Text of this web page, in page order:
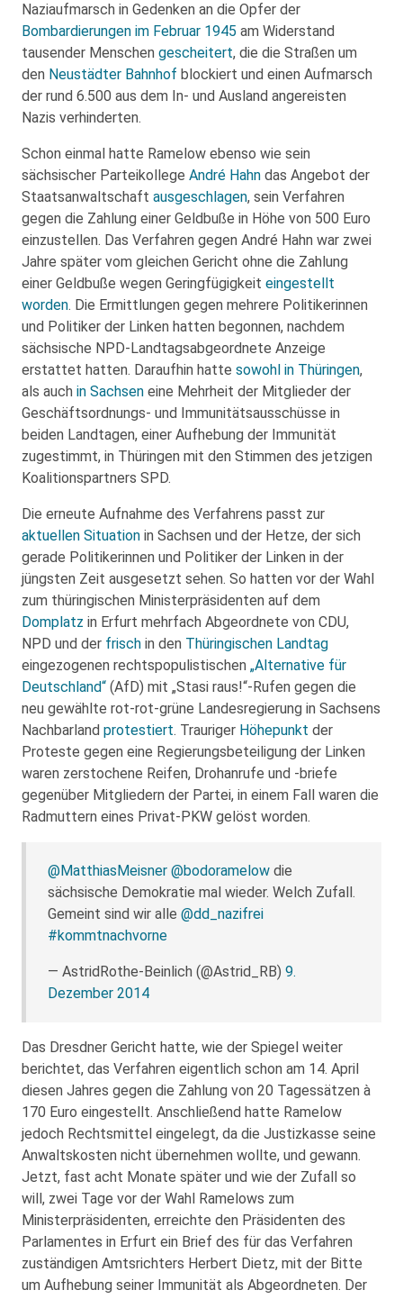
Naziaufmarsch in Gedenken an die Opfer der
Bombardierungen im Februar 1945 am Widerstand
tausender Menschen gescheitert, die die Straßen um
den Neustädter Bahnhof blockiert und einen Aufmarsch
der rund 6.500 aus dem In- und Ausland angereisten
Nazis verhinderten.
Schon einmal hatte Ramelow ebenso wie sein
sächsischer Parteikollege André Hahn das Angebot der
Staatsanwaltschaft ausgeschlagen, sein Verfahren
gegen die Zahlung einer Geldbuße in Höhe von 500 Euro
einzustellen. Das Verfahren gegen André Hahn war zwei
Jahre später vom gleichen Gericht ohne die Zahlung
einer Geldbuße wegen Geringfügigkeit eingestellt
worden. Die Ermittlungen gegen mehrere Politikerinnen
und Politiker der Linken hatten begonnen, nachdem
sächsische NPD-Landtagsabgeordnete Anzeige
erstattet hatten. Daraufhin hatte sowohl in Thüringen,
als auch in Sachsen eine Mehrheit der Mitglieder der
Geschäftsordnungs- und Immunitätsausschüsse in
beiden Landtagen, einer Aufhebung der Immunität
zugestimmt, in Thüringen mit den Stimmen des jetzigen
Koalitionspartners SPD.
Die erneute Aufnahme des Verfahrens passt zur
aktuellen Situation in Sachsen und der Hetze, der sich
gerade Politikerinnen und Politiker der Linken in der
jüngsten Zeit ausgesetzt sehen. So hatten vor der Wahl
zum thüringischen Ministerpräsidenten auf dem
Domplatz in Erfurt mehrfach Abgeordnete von CDU,
NPD und der frisch in den Thüringischen Landtag
eingezogenen rechtspopulistischen „Alternative für
Deutschland“ (AfD) mit „Stasi raus!“-Rufen gegen die
neu gewählte rot-rot-grüne Landesregierung in Sachsens
Nachbarland protestiert. Trauriger Höhepunkt der
Proteste gegen eine Regierungsbeteiligung der Linken
waren zerstochene Reifen, Drohanrufe und -briefe
gegenüber Mitgliedern der Partei, in einem Fall waren die
Radmuttern eines Privat-PKW gelöst worden.
@MatthiasMeisner @bodoramelow die
sächsische Demokratie mal wieder. Welch Zufall.
Gemeint sind wir alle @dd_nazifrei
#kommtnachvorne
— AstridRothe-Beinlich (@Astrid_RB) 9.
Dezember 2014
Das Dresdner Gericht hatte, wie der Spiegel weiter
berichtet, das Verfahren eigentlich schon am 14. April
diesen Jahres gegen die Zahlung von 20 Tagessätzen à
170 Euro eingestellt. Anschließend hatte Ramelow
jedoch Rechtsmittel eingelegt, da die Justizkasse seine
Anwaltskosten nicht übernehmen wollte, und gewann.
Jetzt, fast acht Monate später und wie der Zufall so
will, zwei Tage vor der Wahl Ramelows zum
Ministerpräsidenten, erreichte den Präsidenten des
Parlamentes in Erfurt ein Brief des für das Verfahren
zuständigen Amtsrichters Herbert Dietz, mit der Bitte
um Aufhebung seiner Immunität als Abgeordneten. Der